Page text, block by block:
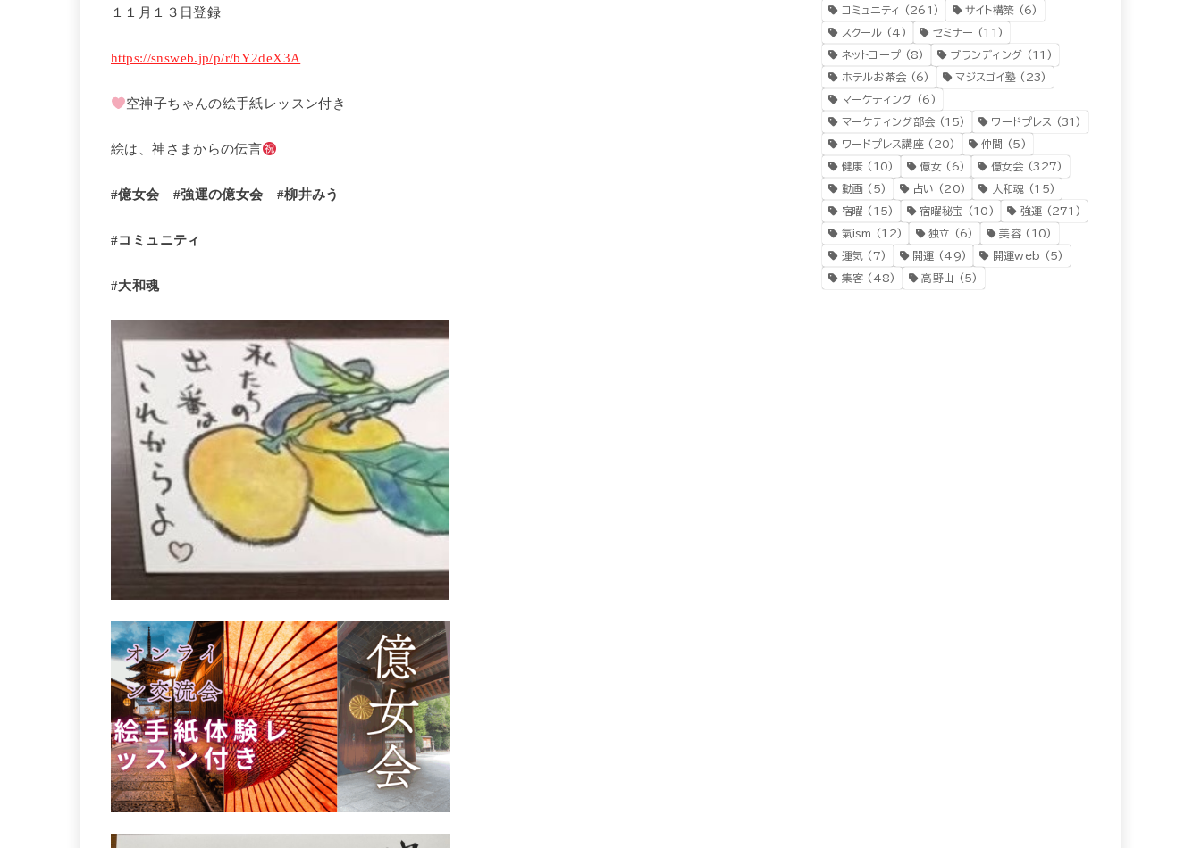
１１月１３日登録
https://snsweb.jp/p/r/bY2deX3A
空神子ちゃんの絵手紙レッスン付き
絵は、神さまからの伝言
#億女会 #強運の億女会 #柳井みう
#コミュニティ
#大和魂
コミュニティ (261) サイト構築 (6)
スクール (4) セミナー (11)
ネットコープ (8) ブランディング (11)
ホテルお茶会 (6) マジスゴイ塾 (23)
マーケティング (6)
マーケティング部会 (15) ワードプレス (31)
ワードプレス講座(20) 仲間 (5)
健康 (10) 億女(6) 億女会 (327)
動画 (5) 占い (20) 大和魂 (15)
宿曜 (15) 宿曜秘宝 (10) 強運 (271)
氣ism (12) 独立 (6) 美容 (10)
運気 (7) 開運 (49) 開運web (5)
集客 (48) 高野山 (5)